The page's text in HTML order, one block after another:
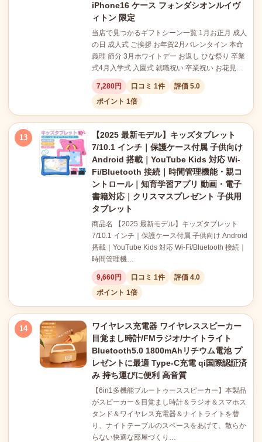
iPhone16 ケース フォンダシオンルイヴ
ィトン 限定
当店で見つかるギフトシーン一覧 1月お正月 成人
の日 成人式 ご挨拶 お年賀2月バレンタイン 本命
義理 節分 3月ホワイトデー お返し ひな祭り 卒業
式4月入学式 入園式 就職祝い 卒業祝い お花見…
7,280円 口コミ 1件
評価 5.0
ポイント 1倍
13
【2025 最新モデル】キッズタブレット
7/10.1 インチ｜保護ケース付属 子供向け
Android 搭載｜YouTube Kids 対応 Wi-
Fi/Bluetooth 接続｜時間管理機能・親コ
ントロール｜知育学習アプリ 動画・電子
書籍対応｜クリスマスプレゼント 子供用
タブレット
商品名 【2025 最新モデル】キッズタブレット
7/10.1 インチ｜保護ケース付属 子供向け Android
搭載｜YouTube Kids 対応 Wi-Fi/Bluetooth 接続｜
時間管理機…
9,660円 口コミ 1件
評価 4.0
ポイント 1倍
14
ワイヤレス充電器 ワイヤレススピーカー
目覚まし時計/FMラジオ/ナイトライト
Bluetooth5.0 1800mAhリチウム電池 プ
レゼントに最適 Type-C充電 qi国際認証済
み 持ち運びに便利 高音質
【6in1多機能ブルートゥーススピーカー】本製品
がスピーカー＆目覚まし時計＆ラジオ＆スマホス
タンド＆ワイヤレス充電器＆ナイトライトを替
り、ナイトテーブルのスペースをあげて、散らか
らない快適な部屋づくり…